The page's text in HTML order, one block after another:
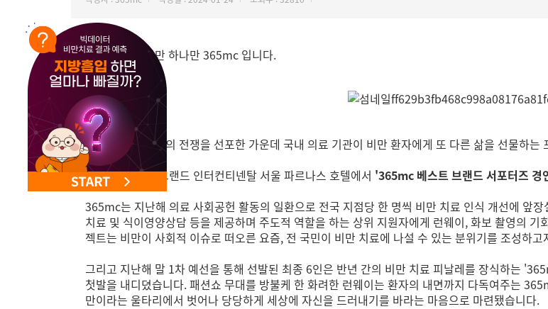
안녕하세요. 비만 하나만 365mc 입니다.
전 세계가 비만과의 전쟁을 선포한 가운데 국내 의료 기관이 비만 환자에게 또 다른 삶을 선물하는
365mc는 최근 그랜드 인터컨티넨탈 서울 파르나스 호텔에서 '365mc 베스트 브랜드 서포터즈 경
365mc는 지난해 의료 사회공헌 활동의 일환으로 전국 지점당 한 명씩 비만 치료 인식 개선에 앞
치료 및 식이영양상담 등을 제공하며 주도적 역할을 하는 상위 지원자에게 런웨이, 화보 촬영의
젝트는 비만이 사회적 이슈로 떠오른 요즘, 전 국민이 비만 치료에 나설 수 있는 분위기를 조성하
그리고 지난해 말 1차 예선을 통해 선발된 최종 6인은 반년 간의 비만 치료 피날레를 장식하는
첫발을 내디뎠습니다. 패션쇼 무대를 방불케 한 화려한 런웨이는 환자의 내면까지 다독여주는
만이라는 울타리에서 벗어나 당당하게 세상에 자신을 드러내기를 바라는 마음으로 마련됐습니다.